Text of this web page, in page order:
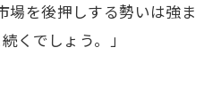
を後押しする勢いは強ま
くでしょう。」